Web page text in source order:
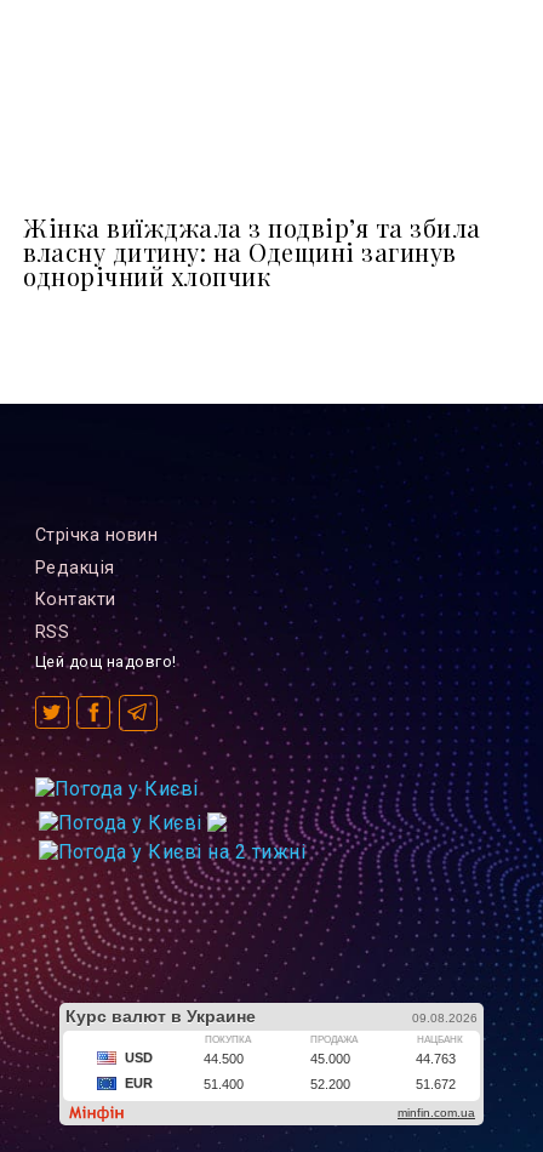
Жінка виїжджала з подвір’я та збила
власну дитину: на Одещині загинув
однорічний хлопчик
Стрiчка новин
Редакцiя
Контакти
RSS
Цей дощ надовго!